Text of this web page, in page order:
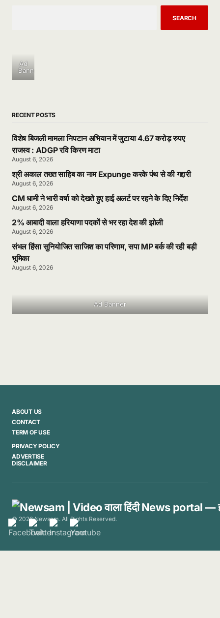
SEARCH
Ad
Banner
RECENT POSTS
विशेष बिजली मामला निपटान अभियान में जुटाया 4.67 करोड़ रुपए
राजस्व : ADGP रवि किरण माटा
August 6, 2026
श्री अकाल तख्त साहिब का नाम Expunge करके पंथ से की गद्दारी
August 6, 2026
CM धामी ने भारी वर्षा को देखते हुए हाई अलर्ट पर रहने के दिए निर्देश
August 6, 2026
2% आबादी वाला हरियाणा पदकों से भर रहा देश की झोली
August 6, 2026
संभल हिंसा सुनियोजित साजिश का परिणाम, सपा MP बर्क की रही बड़ी
भूमिका
August 6, 2026
Ad Banner
ABOUT US
CONTACT
TERM OF USE
PRIVACY POLICY
ADVERTISE
DISCLAIMER
© 2026 Newsam. All Rights Reserved.